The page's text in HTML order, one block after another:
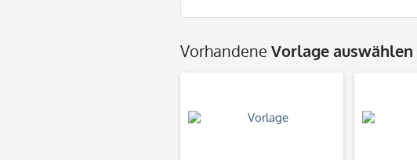
Vorhandene Vorlage auswählen